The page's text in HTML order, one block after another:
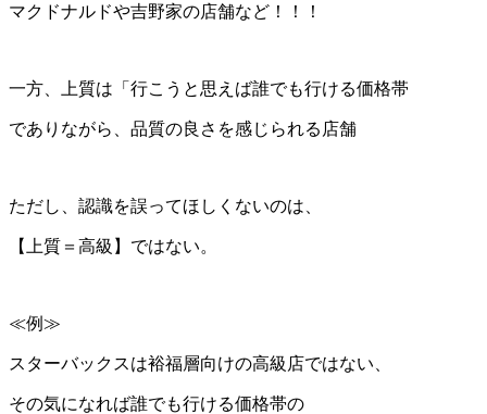
マクドナルドや吉野家の店舗など！！！
一方、上質は「行こうと思えば誰でも行ける価格帯
でありながら、品質の良さを感じられる店舗
ただし、認識を誤ってほしくないのは、
【上質＝高級】ではない。
≪例≫
スターバックスは裕福層向けの高級店ではない、
その気になれば誰でも行ける価格帯の